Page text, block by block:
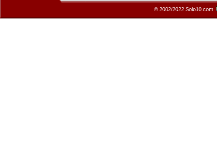
© 2002/2022 Solo10.com